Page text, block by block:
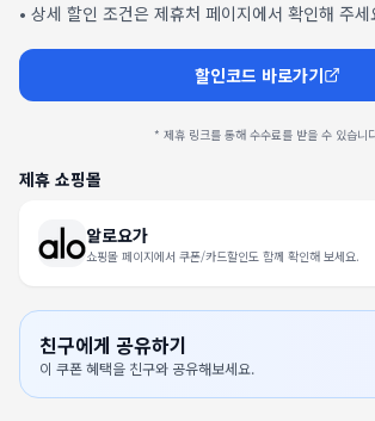
• 상세 할인 조건은 제휴처 페이지에서 확인해 주세
할인코드 바로가기
* 제휴 링크를 통해 수수료를 받을 수 있습니
제휴 쇼핑몰
알로요가
쇼핑몰 페이지에서 쿠폰/카드할인도 함께 확인해 보세요.
친구에게 공유하기
이 쿠폰 혜택을 친구와 공유해보세요.